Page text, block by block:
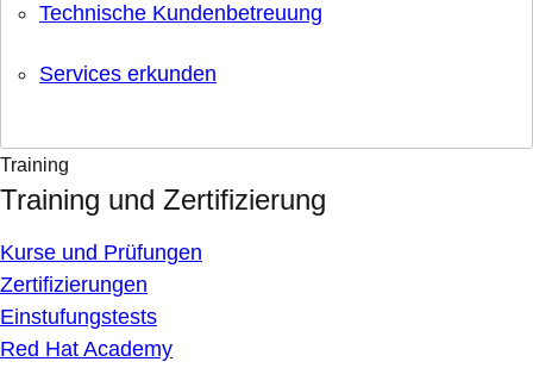
Technische Kundenbetreuung
Services erkunden
Training
Training und Zertifizierung
Kurse und Prüfungen
Zertifizierungen
Einstufungstests
Red Hat Academy